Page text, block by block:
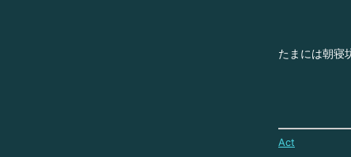
たまには朝寝
Act